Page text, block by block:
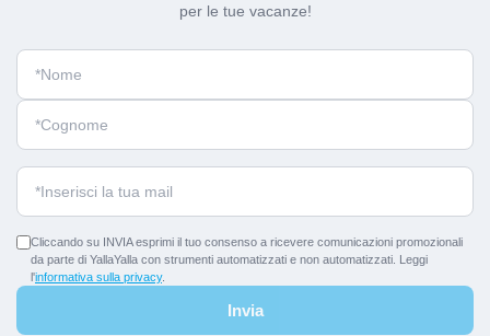
per le tue vacanze!
Cliccando su INVIA esprimi il tuo consenso a ricevere comunicazioni promozionali
da parte di YallaYalla con strumenti automatizzati e non automatizzati. Leggi
l'informativa sulla privacy.
Invia